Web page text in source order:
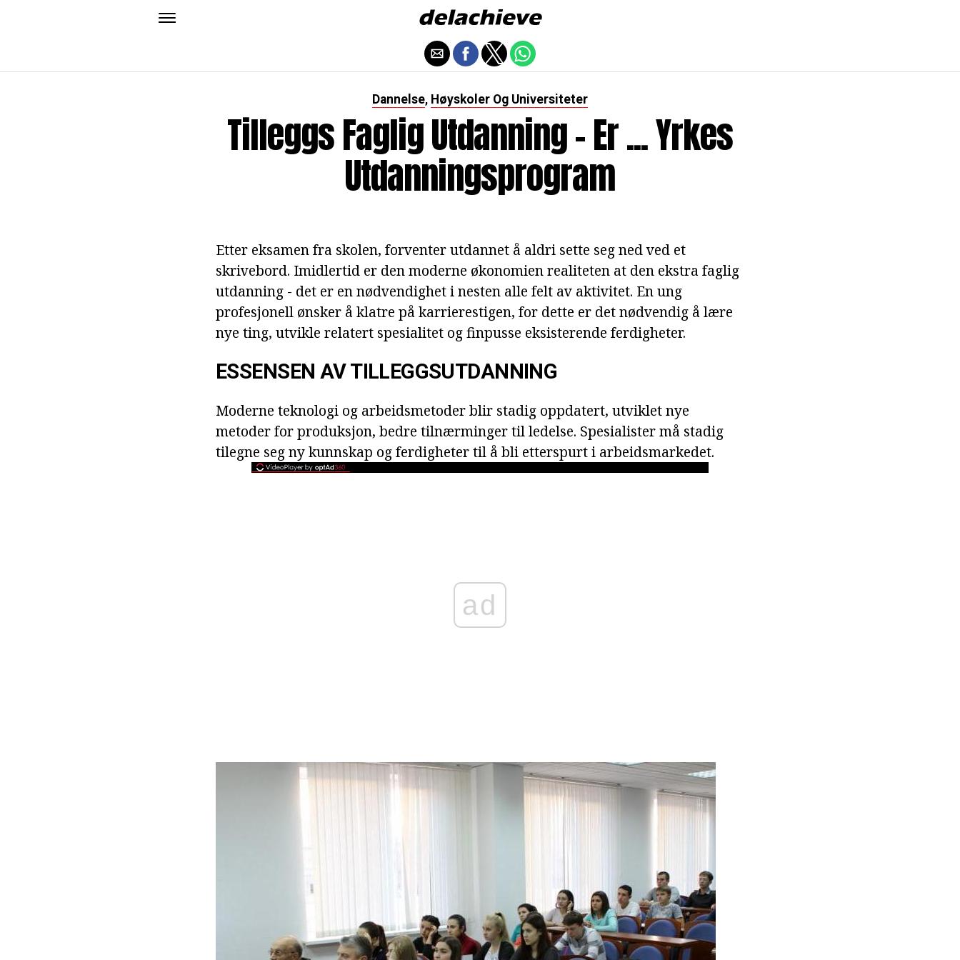
Dannelse, Høyskoler Og Universiteter
Tilleggs Faglig Utdanning - Er ... Yrkes
Utdanningsprogram
Etter eksamen fra skolen, forventer utdannet å aldri sette seg ned ved et
skrivebord. Imidlertid er den moderne økonomien realiteten at den ekstra faglig
utdanning - det er en nødvendighet i nesten alle felt av aktivitet. En ung
profesjonell ønsker å klatre på karrierestigen, for dette er det nødvendig å lære
nye ting, utvikle relatert spesialitet og finpusse eksisterende ferdigheter.
ESSENSEN AV TILLEGGSUTDANNING
Moderne teknologi og arbeidsmetoder blir stadig oppdatert, utviklet nye
metoder for produksjon, bedre tilnærminger til ledelse. Spesialister må stadig
tilegne seg ny kunnskap og ferdigheter til å bli etterspurt i arbeidsmarkedet.
ad